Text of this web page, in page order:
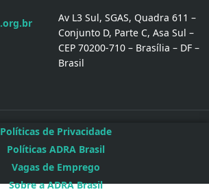
Av L3 Sul, SGAS, Quadra 611 –
Conjunto D, Parte C, Asa Sul –
CEP 70200-710 – Brasília – DF –
Brasil
Políticas de Privacidade
Políticas ADRA Brasil
Vagas de Emprego
Sobre a ADRA Brasil